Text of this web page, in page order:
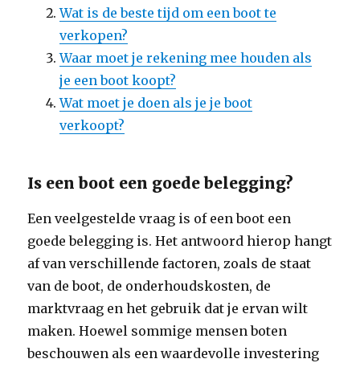
Wat is de beste tijd om een boot te
verkopen?
Waar moet je rekening mee houden als
je een boot koopt?
Wat moet je doen als je je boot
verkoopt?
Is een boot een goede belegging?
Een veelgestelde vraag is of een boot een
goede belegging is. Het antwoord hierop hangt
af van verschillende factoren, zoals de staat
van de boot, de onderhoudskosten, de
marktvraag en het gebruik dat je ervan wilt
maken. Hoewel sommige mensen boten
beschouwen als een waardevolle investering